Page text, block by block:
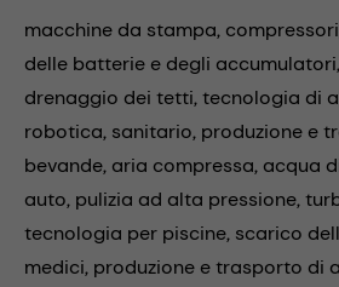
macchine da stampa,
delle batterie e degli accumulatori,
drenaggio dei tetti,tecnologia di
robotica, sanitario, produzione e
bevande, aria compressa, acqua
auto, pulizia ad alta pressione,
tecnologia per piscine, scarico
medici, produzione e trasporto di